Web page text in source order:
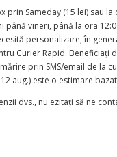
prin Sameday (15 lei) sau
până vineri, până la ora
personalizare, în
Curier Rapid.
prin SMS/email de la
aug.) este o estimare
dvs., nu ezitați să ne